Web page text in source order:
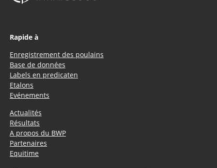
Rapide à
Enregistrement des poulains
Base de données
Labels en predicaten
Etalons
Evénements
Actualités
Résultats
A propos du BWP
Partenaires
Equitime